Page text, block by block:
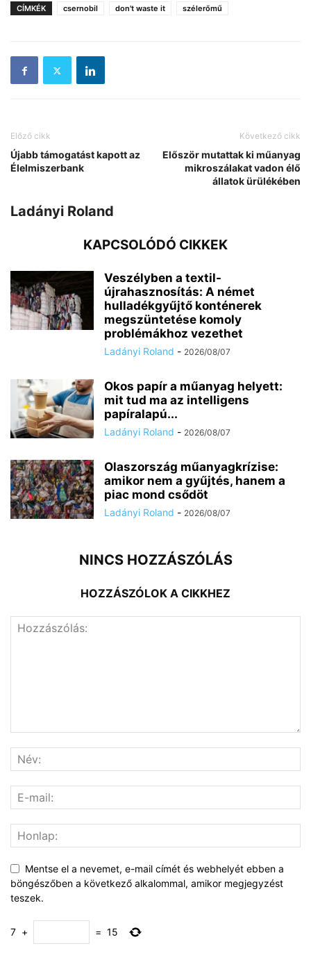
CÍMKÉK csernobil don't waste it szélerőmű
Előző cikk
Újabb támogatást kapott az
Élelmiszerbank
Következő cikk
Először mutattak ki műanyag
mikroszálakat vadon élő
állatok ürülékében
Ladányi Roland
KAPCSOLÓDÓ CIKKEK
Veszélyben a textil-
újrahasznosítás: A német
hulladékgyűjtő konténerek
megszüntetése komoly
problémákhoz vezethet
Ladányi Roland - 2026/08/07
Okos papír a műanyag helyett:
mit tud ma az intelligens
papíralapú...
Ladányi Roland - 2026/08/07
Olaszország műanyagkrízise:
amikor nem a gyűjtés, hanem a
piac mond csődöt
Ladányi Roland - 2026/08/07
NINCS HOZZÁSZÓLÁS
HOZZÁSZÓLOK A CIKKHEZ
Mentse el a nevemet, e-mail címét és webhelyét ebben a
böngészőben a következő alkalommal, amikor megjegyzést
teszek.
7 + = 15